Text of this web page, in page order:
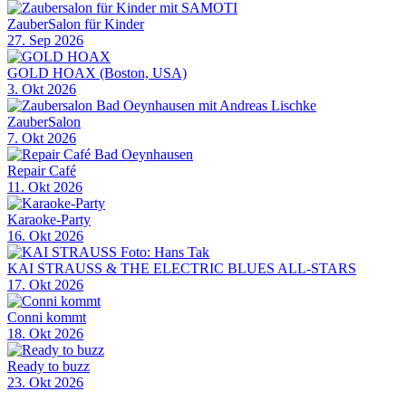
ZauberSalon für Kinder
27. Sep 2026
GOLD HOAX (Boston, USA)
3. Okt 2026
ZauberSalon
7. Okt 2026
Repair Café
11. Okt 2026
Karaoke-Party
16. Okt 2026
KAI STRAUSS & THE ELECTRIC BLUES ALL-STARS
17. Okt 2026
Conni kommt
18. Okt 2026
Ready to buzz
23. Okt 2026